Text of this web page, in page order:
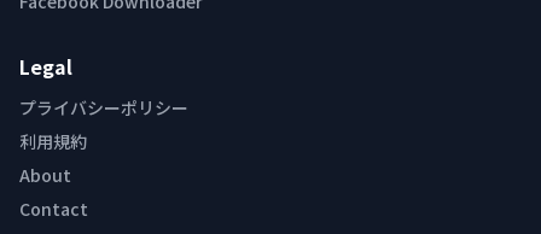
Legal
プライバシーポリシー
利用規約
About
Contact